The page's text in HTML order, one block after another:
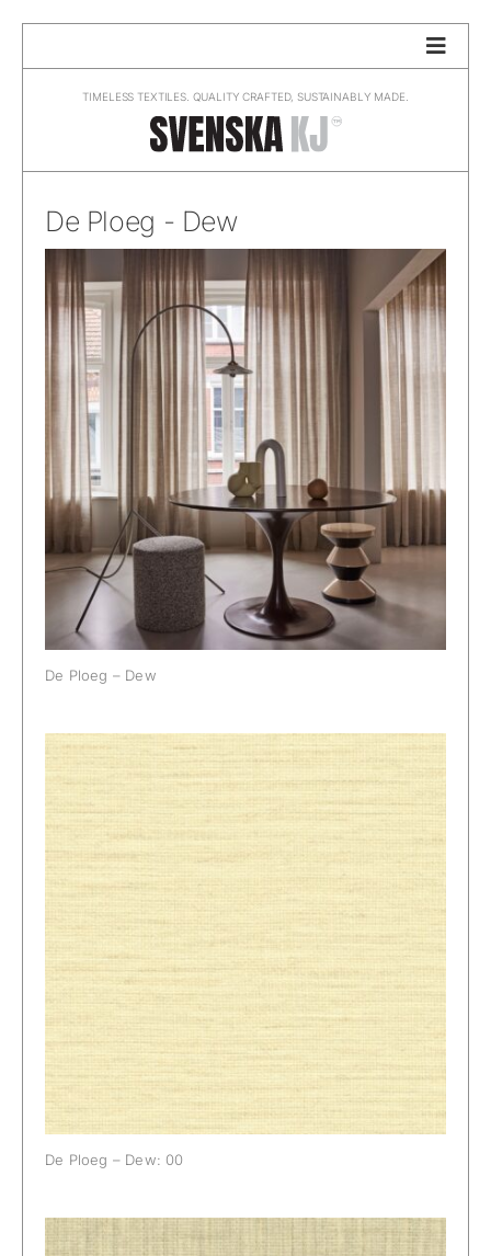
TIMELESS TEXTILES. QUALITY CRAFTED, SUSTAINABLY MADE.
De Ploeg - Dew
De Ploeg – Dew
De Ploeg – Dew
De Ploeg – Dew: 00
De Ploeg – Dew: 00